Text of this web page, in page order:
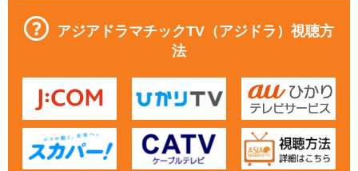
アジアドラマチックTV（アジドラ）視聴方
法